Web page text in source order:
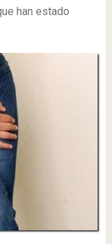
han estado